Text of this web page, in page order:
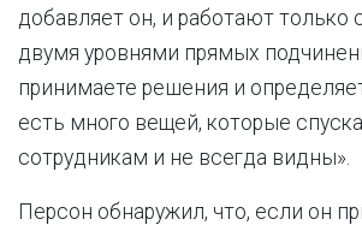
добавляет он, и работают только
двумя уровнями прямых
принимаете решения и
есть много вещей, которые
сотрудникам и не всегда видны».
Персон обнаружил, что, если он